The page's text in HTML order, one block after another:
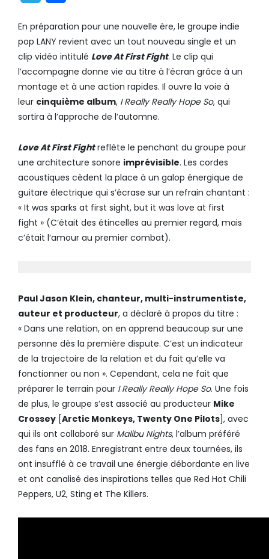
En préparation pour une nouvelle ère, le groupe indie
pop LANY revient avec un tout nouveau single et un
clip vidéo intitulé Love At First Fight. Le clip qui
l’accompagne donne vie au titre à l’écran grâce à un
montage et à une action rapides. Il ouvre la voie à
leur cinquième album, I Really Really Hope So, qui
sortira à l’approche de l’automne.
Love At First Fightreflète le penchant du groupe pour
une architecture sonore imprévisible. Les cordes
acoustiques cèdent la place à un galop énergique de
guitare électrique qui s’écrase sur un refrain chantant :
« It was sparks at first sight, but it was love at first
fight » (C’était des étincelles au premier regard, mais
c’était l’amour au premier combat).
Paul Jason Klein, chanteur, multi-instrumentiste,
auteur et producteur, a déclaré à propos du titre :
« Dans une relation, on en apprend beaucoup sur une
personne dès la première dispute. C’est un indicateur
de la trajectoire de la relation et du fait qu’elle va
fonctionner ou non ». Cependant, cela ne fait que
préparer le terrain pour I Really Really Hope So. Une fois
de plus, le groupe s’est associé au producteur Mike
Crossey [Arctic Monkeys, Twenty One Pilots], avec
qui ils ont collaboré sur Malibu Nights, l’album préféré
des fans en 2018. Enregistrant entre deux tournées, ils
ont insufflé à ce travail une énergie débordante en live
et ont canalisé des inspirations telles que Red Hot Chili
Peppers, U2, Sting et The Killers.